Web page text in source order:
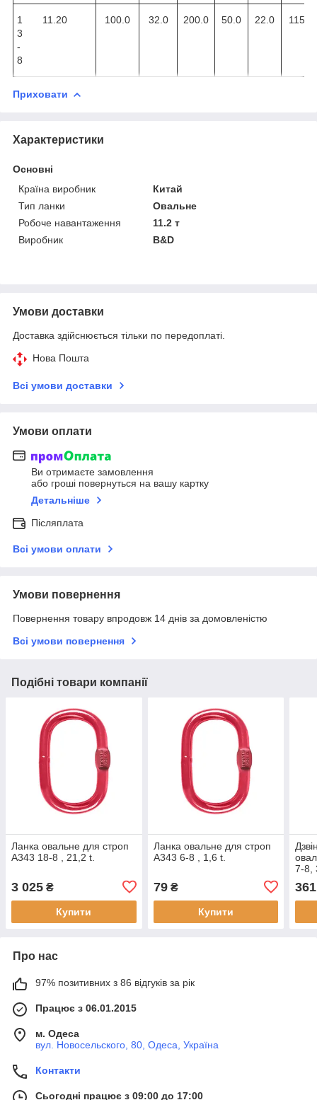
1
3
-
8
11.20 100.0 32.0 200.0 50.0 22.0 115.0
Приховати
Характеристики
Основні
Країна виробник
Китай
Тип ланки
Овальне
Робоче навантаження
11.2 т
Виробник
B&D
Умови доставки
Доставка здійснюється тільки по передоплаті.
Нова Пошта
Всі умови доставки
Умови оплати
Ви отримаєте замовлення
або гроші повернуться на вашу картку
Детальніше
Післяплата
Всі умови оплати
Умови повернення
Повернення товару впродовж 14 днів за домовленістю
Всі умови повернення
Подібні товари компанії
Ланка овальне для строп
А343 18-8 , 21,2 t.
3 025 ₴
Купити
Ланка овальне для строп
А343 6-8 , 1,6 t.
79₴
Купити
7-8,
361
Про нас
97% позитивних з 86 відгуків за рік
Працює з 06.01.2015
м. Одеса
вул. Новосельского, 80, Одеса, Україна
Контакти
Сьогодні працює з 09:00 до 17:00